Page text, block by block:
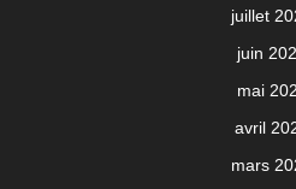
juillet
juin
mai
avril
mars